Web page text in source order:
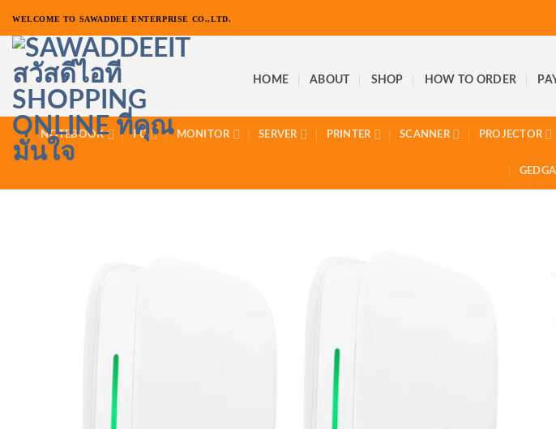
ยัง
เนื้อหา
WELCOME TO SAWADDEE ENTERPRISE CO.,LTD.
HOME ABOUT SHOP HOW TO ORDER
NOTEBOOK PC MONITOR SERVER PRINTER SCANNER PROJECTOR